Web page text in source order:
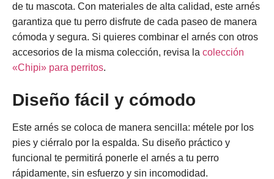
de tu mascota. Con materiales de alta calidad, este arnés
garantiza que tu perro disfrute de cada paseo de manera
cómoda y segura. Si quieres combinar el arnés con otros
accesorios de la misma colección, revisa la colección
«Chipi» para perritos.
Diseño fácil y cómodo
Este arnés se coloca de manera sencilla: métele por los
pies y ciérralo por la espalda. Su diseño práctico y
funcional te permitirá ponerle el arnés a tu perro
rápidamente, sin esfuerzo y sin incomodidad.